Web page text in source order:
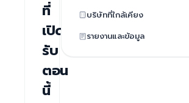
ที่
เปิด
รับ
ตอน
นี้
บริษัทที่ใกล้เคียง
รายงานและข้อมูล